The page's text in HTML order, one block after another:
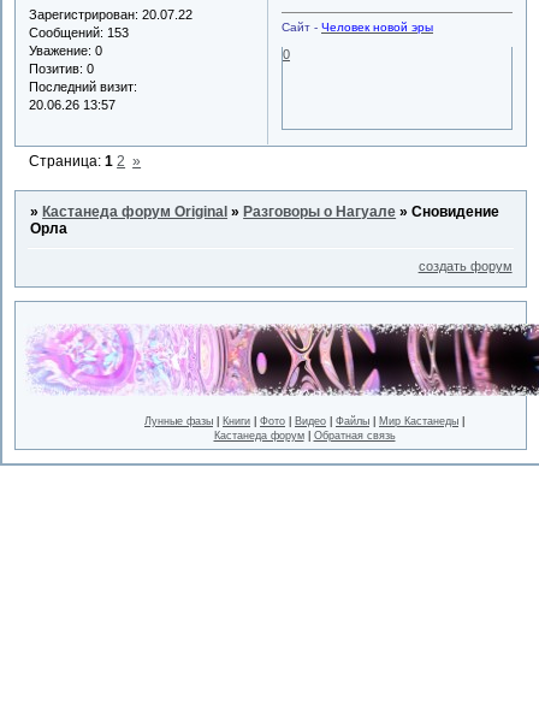
Зарегистрирован: 20.07.22
Сообщений: 153
Уважение: 0
Позитив: 0
Последний визит:
20.06.26 13:57
Сайт -Человек новой эры
0
Страница:1 2 »
» Кастанеда форум Original » Разговоры о Нагуале »Сновидение
Орла
создать форум
Лунные фазы Книги Фото Видео Файлы Мир Кастанеды
Кастанеда форум| Обратная связь